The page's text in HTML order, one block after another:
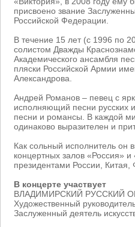
присвоено звание
Российской Федерации.
В течение 15 лет (с 1996 по
солистом Дважды
Академического ансамбля
пляски Российской Армии
Александрова.
Андрей Романов – певец с
исполняющий песни русских
песни и романсы. В каждой
одинаково выразителен и
Как сольный исполнитель он
концертных залов «Россия»
президентами России,
В концерте участвует
ВЛАДИМИРСКИЙ РУССКИЙ
Художественный
Заслуженный деятель